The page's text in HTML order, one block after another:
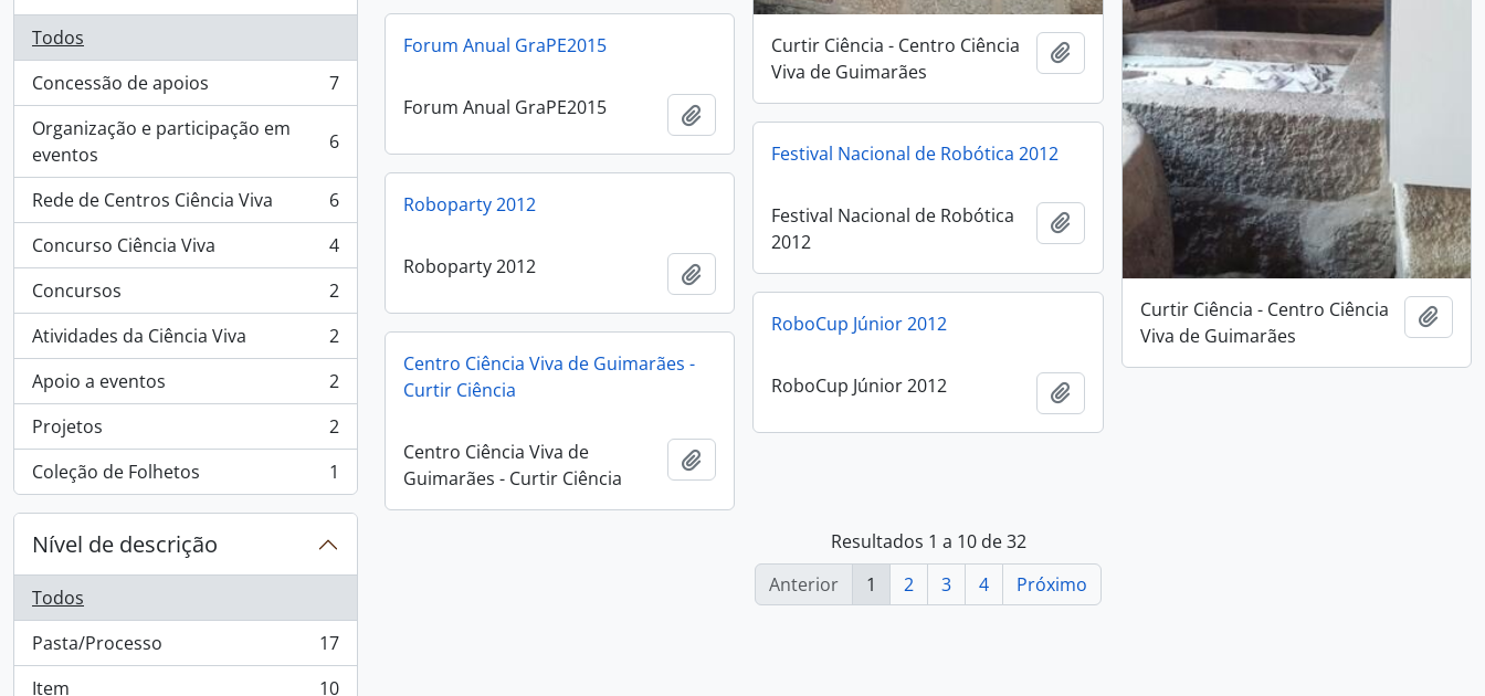
Todos
Concessão de apoios
, 7 resultados
7
Organização e participação em
eventos
, 6 resultados 6
Rede de Centros Ciência Viva
, 6 resultados
6
Concurso Ciência Viva
, 4 resultados
4
Concursos
, 2 resultados
2
Atividades da Ciência Viva
, 2 resultados
2
Apoio a eventos
, 2 resultados
2
Projetos
, 2 resultados
2
Coleção de Folhetos
, 1 resultados 1
Nível de descrição
Todos
Pasta/Processo
, 17 resultados
17
Item
10
Curtir Ciência - Centro Ciência
Viva de Guimarães
Curtir Ciência - Centro Ciência
Viva de Guimarães
Adicionar à área de transferência
Forum Anual GraPE2015
Forum Anual GraPE2015
Festival Nacional de Robótica 2012
Festival Nacional de Robótica
2012
Adicionar à área de transferência
Roboparty 2012
Roboparty 2012 Adicionar à área de transferência
RoboCup Júnior 2012
RoboCup Júnior 2012 Adicionar à área de transferência
Centro Ciência Viva de Guimarães -
Curtir Ciência
Centro Ciência Viva de
Guimarães - Curtir Ciência
Resultados 1 a 10 de 32
Anterior
1 2 3 4 Próximo